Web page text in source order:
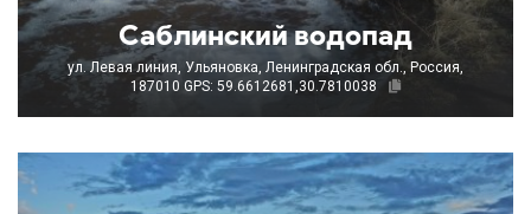
Саблинский водопад
ул. Левая линия, Ульяновка, Ленинградская обл., Россия,
187010 GPS: 59.6612681,30.7810038